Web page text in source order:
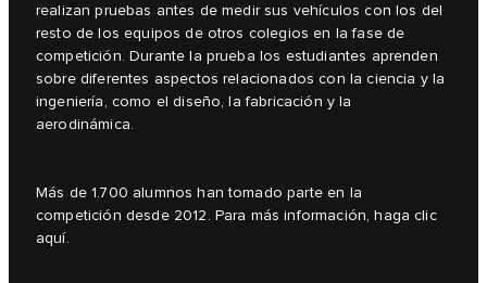
realizan pruebas antes de medir sus vehículos con los del
resto de los equipos de otros colegios en la fase de
competición. Durante la prueba los estudiantes aprenden
sobre diferentes aspectos relacionados con la ciencia y la
ingeniería, como el diseño, la fabricación y la
aerodinámica.
Más de 1.700 alumnos han tomado parte en la
competición desde 2012. Para más información, haga clic
aquí.